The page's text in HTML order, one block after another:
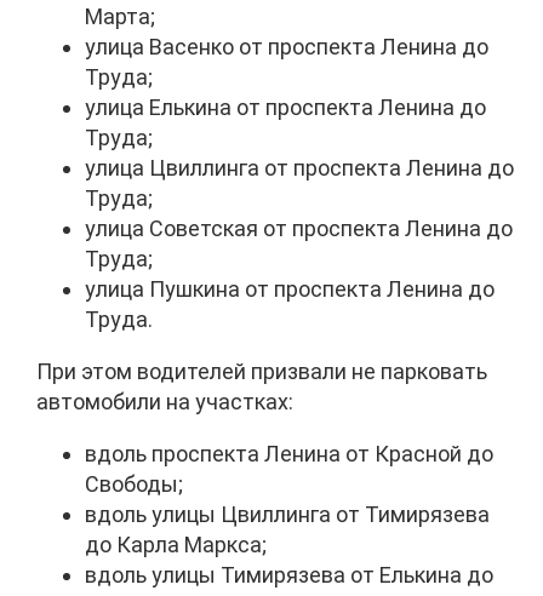
Марта;
улица Васенко от проспекта Ленина до
Труда;
улица Елькина от проспекта Ленина до
Труда;
улица Цвиллинга от проспекта Ленина до
Труда;
улица Советская от проспекта Ленина до
Труда;
улица Пушкина от проспекта Ленина до
Труда.
При этом водителей призвали не парковать
автомобили на участках:
вдоль проспекта Ленина от Красной до
Свободы;
вдоль улицы Цвиллинга от Тимирязева
до Карла Маркса;
вдоль улицы Тимирязева от Елькина до